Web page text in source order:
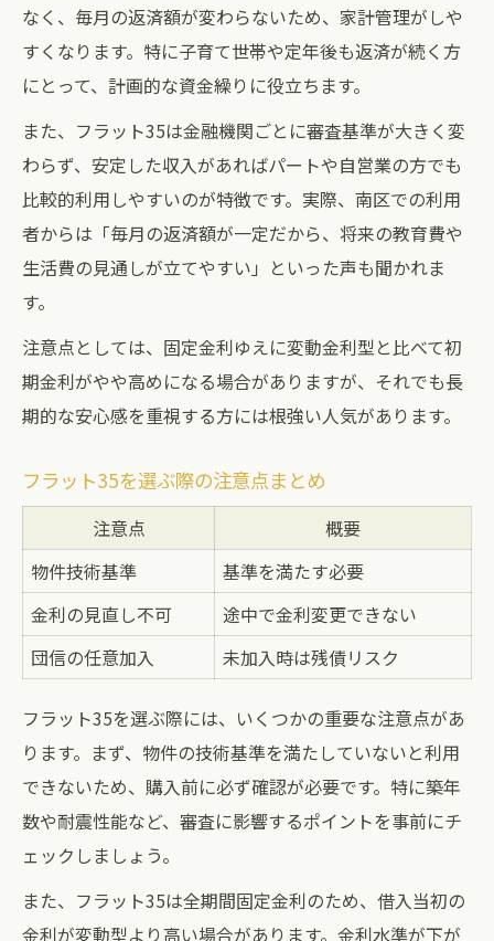
なく、毎月の返済額が変わらないため、家計管理がしや
すくなります。特に子育て世帯や定年後も返済が続く方
にとって、計画的な資金繰りに役立ちます。
また、フラット35は金融機関ごとに審査基準が大きく変
わらず、安定した収入があればパートや自営業の方でも
比較的利用しやすいのが特徴です。実際、南区での利用
者からは「毎月の返済額が一定だから、将来の教育費や
生活費の見通しが立てやすい」といった声も聞かれま
す。
注意点としては、固定金利ゆえに変動金利型と比べて初
期金利がやや高めになる場合がありますが、それでも長
期的な安心感を重視する方には根強い人気があります。
フラット35を選ぶ際の注意点まとめ
注意点
概要
物件技術基準
基準を満たす必要
金利の見直し不可
途中で金利変更できない
団信の任意加入
未加入時は残債リスク
フラット35を選ぶ際には、いくつかの重要な注意点があ
ります。まず、物件の技術基準を満たしていないと利用
できないため、購入前に必ず確認が必要です。特に築年
数や耐震性能など、審査に影響するポイントを事前にチ
ェックしましょう。
また、フラット35は全期間固定金利のため、借入当初の
金利が変動型より高い場合があります。金利水準が下が